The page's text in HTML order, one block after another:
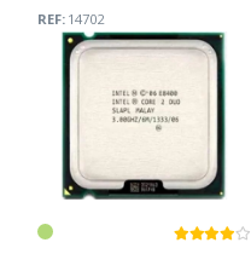
REF:14702